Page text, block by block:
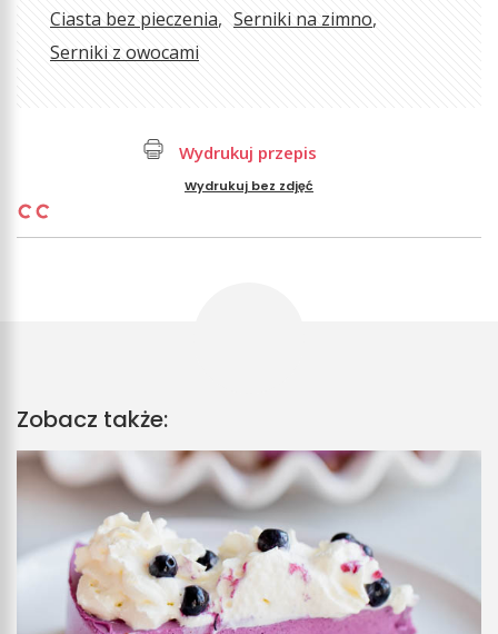
Ciasta bez pieczenia
Serniki na zimno
Serniki z owocami
Wydrukuj przepis
Wydrukuj bez zdjęć
Zobacz także: